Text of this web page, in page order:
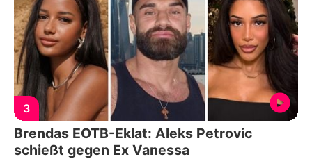
3
Brendas EOTB-Eklat: Aleks Petrovic
schießt gegen Ex Vanessa